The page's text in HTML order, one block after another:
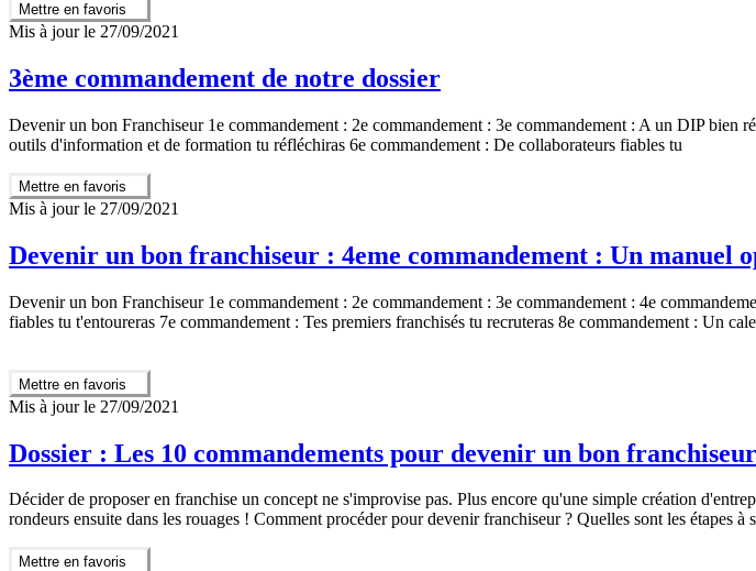
Mettre en favoris
Mis à jour le 27/09/2021
3ème commandement de notre dossier
Devenir un bon Franchiseur 1e commandement : 2e commandement : 3e commandement : A un DIP bien
outils d'information et de formation tu réfléchiras 6e commandement : De collaborateurs fiables tu
Mettre en favoris
Mis à jour le 27/09/2021
Devenir un bon franchiseur : 4eme commandement : Un manuel
Devenir un bon Franchiseur 1e commandement : 2e commandement : 3e commandement : 4e
fiables tu t'entoureras 7e commandement : Tes premiers franchisés tu recruteras 8e commandement : Un
Mettre en favoris
Mis à jour le 27/09/2021
Dossier : Les 10 commandements pour devenir un bon franchiseur
Décider de proposer en franchise un concept ne s'improvise pas. Plus encore qu'une simple création
rondeurs ensuite dans les rouages ! Comment procéder pour devenir franchiseur ? Quelles sont les étapes
Mettre en favoris